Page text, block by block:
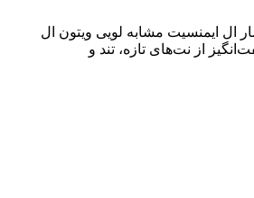
ال ایمنسیت مشابه لویی ویتون ال
از نت‌های تازه، تند و